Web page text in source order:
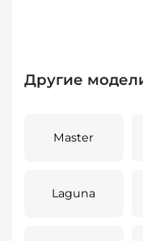
Другие
Master
Laguna